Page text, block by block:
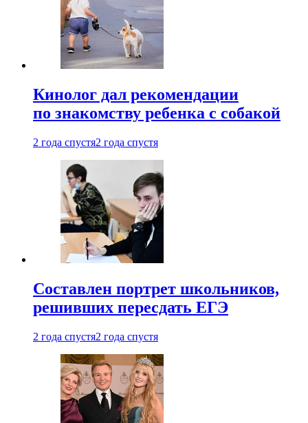
Кинолог дал рекомендации
по знакомству ребенка с собакой
2 года спустя2 года спустя
Составлен портрет школьников,
решивших пересдать ЕГЭ
2 года спустя2 года спустя